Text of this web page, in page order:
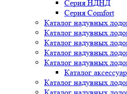
Серия НДНД
Серия Comfort
Каталог надувных
Каталог надувных
Каталог надувных
Каталог надувных
Каталог надувных
Каталог
Каталог надувных